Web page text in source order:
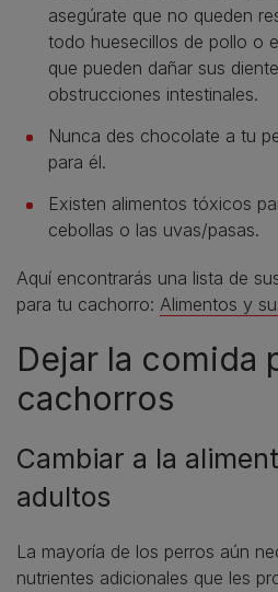
asegúrate que no queden
todo huesecillos de pollo o
que pueden dañar sus
obstrucciones intestinales.
Nunca des chocolate a tu
para él.
Existen alimentos tóxicos
cebollas o las uvas/pasas.
Aquí encontrarás una lista de
para tu cachorro: Alimentos y
Dejar la comida
cachorros
Cambiar a la
adultos
La mayoría de los perros aún
nutrientes adicionales que les